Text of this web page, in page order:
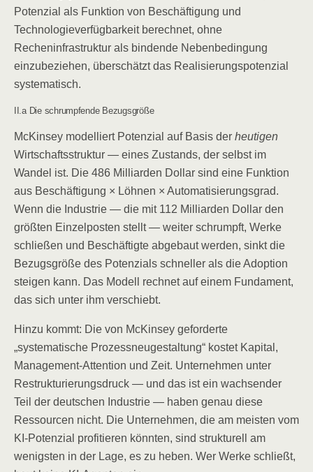
Potenzial als Funktion von Beschäftigung und
Technologieverfügbarkeit berechnet, ohne
Recheninfrastruktur als bindende Nebenbedingung
einzubeziehen, überschätzt das Realisierungspotenzial
systematisch.
II.a Die schrumpfende Bezugsgröße
McKinsey modelliert Potenzial auf Basis der heutigen
Wirtschaftsstruktur — eines Zustands, der selbst im
Wandel ist. Die 486 Milliarden Dollar sind eine Funktion
aus Beschäftigung × Löhnen × Automatisierungsgrad.
Wenn die Industrie — die mit 112 Milliarden Dollar den
größten Einzelposten stellt — weiter schrumpft, Werke
schließen und Beschäftigte abgebaut werden, sinkt die
Bezugsgröße des Potenzials schneller als die Adoption
steigen kann. Das Modell rechnet auf einem Fundament,
das sich unter ihm verschiebt.
Hinzu kommt: Die von McKinsey geforderte
„systematische Prozessneugestaltung“ kostet Kapital,
Management-Attention und Zeit. Unternehmen unter
Restrukturierungsdruck — und das ist ein wachsender
Teil der deutschen Industrie — haben genau diese
Ressourcen nicht. Die Unternehmen, die am meisten vom
KI-Potenzial profitieren könnten, sind strukturell am
wenigsten in der Lage, es zu heben. Wer Werke schließt,